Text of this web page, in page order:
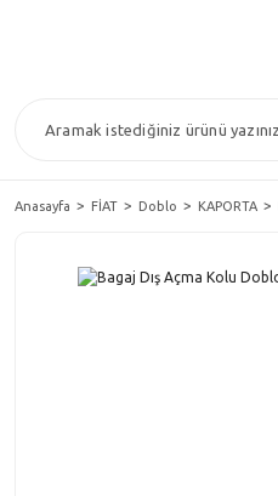
Anasayfa FİAT Doblo KAPORTA